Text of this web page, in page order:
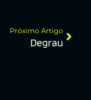
Próximo Artigo
Degrau